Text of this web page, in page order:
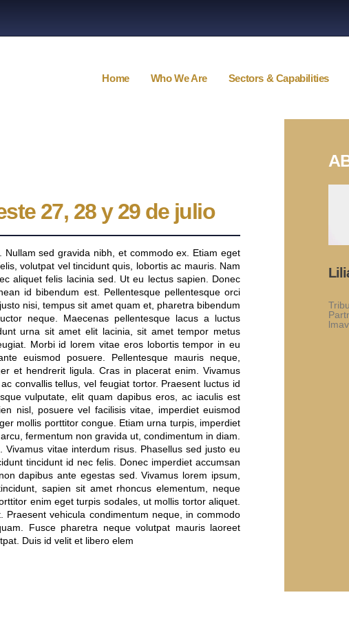
Home Who We Are Sectors & Capabilities
27, 28 y 29 de julio
sed gravida nibh, et commodo ex. Etiam eget
volutpat vel tincidunt quis, lobortis ac mauris. Nam
aliquet felis lacinia sed. Ut eu lectus sapien. Donec
id bibendum est. Pellentesque pellentesque orci
nisi, tempus sit amet quam et, pharetra bibendum
neque. Maecenas pellentesque lacus a luctus
urna sit amet elit lacinia, sit amet tempor metus
Morbi id lorem vitae eros lobortis tempor in eu
euismod posuere. Pellentesque mauris neque,
et hendrerit ligula. Cras in placerat enim. Vivamus
convallis tellus, vel feugiat tortor. Praesent luctus id
vulputate, elit quam dapibus eros, ac iaculis est
nisl, posuere vel facilisis vitae, imperdiet euismod
mollis porttitor congue. Etiam urna turpis, imperdiet
fermentum non gravida ut, condimentum in diam.
vitae interdum risus. Phasellus sed justo eu
tincidunt id nec felis. Donec imperdiet accumsan
dapibus ante egestas sed. Vivamus lorem ipsum,
sapien sit amet rhoncus elementum, neque
enim eget turpis sodales, ut mollis tortor aliquet.
vehicula condimentum neque, in commodo
Fusce pharetra neque volutpat mauris laoreet
Duis id velit et libero elem